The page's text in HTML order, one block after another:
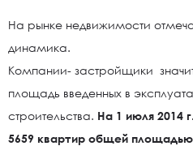
На рынке недвижимости
динамика.
Компании- застройщики
площадь введенных в
строительства. На 1 июля 2014
5659 квартир общей